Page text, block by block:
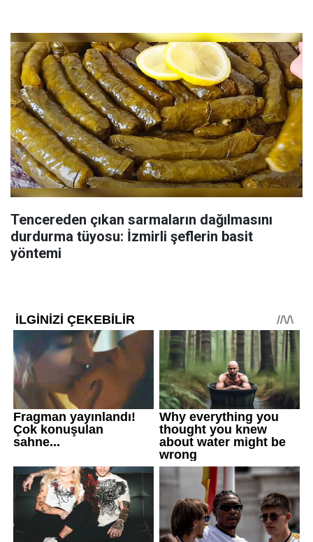
Tencereden çıkan sarmaların dağılmasını
durdurma tüyosu: İzmirli şeflerin basit
yöntemi